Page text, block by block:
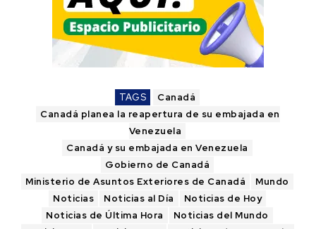
TAGS
Canadá
Canadá planea la reapertura de su embajada en
Venezuela
Canadá y su embajada en Venezuela
Gobierno de Canadá
Ministerio de Asuntos Exteriores de Canadá
Mundo
Noticias
Noticias al Día
Noticias de Hoy
Noticias de Última Hora
Noticias del Mundo